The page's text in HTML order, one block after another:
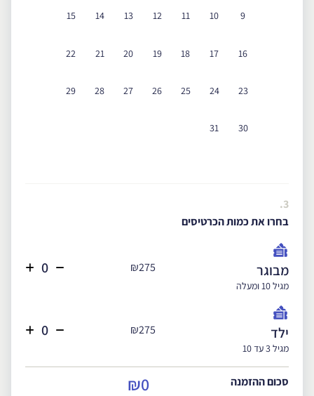
9
10
11
12
13
14
15
16
17
18
19
20
21
22
23
24
25
26
27
28
29
30
31
3.
בחרו את כמות הכרטיסים
מבוגר
מגיל 10 ומעלה
₪275
ילד
מגיל 3 עד 10
₪275
סכום ההזמנה ₪0